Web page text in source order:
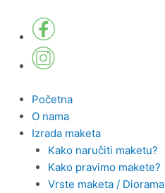
sadržaj
Početna
O nama
Izrada maketa
Kako naručiti maketu?
Kako pravimo makete?
Vrste maketa / Diorama